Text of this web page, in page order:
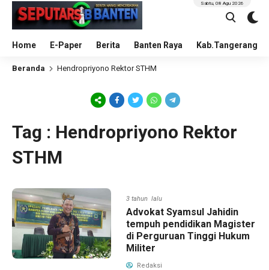
Home E-Paper Berita Banten Raya Kab.Tangerang
Sabtu, 08 Agu 2026
Beranda Hendropriyono Rektor STHM
Tag : Hendropriyono Rektor
STHM
3 tahun lalu
Advokat Syamsul Jahidin
tempuh pendidikan Magister
di Perguruan Tinggi Hukum
Militer
Redaksi